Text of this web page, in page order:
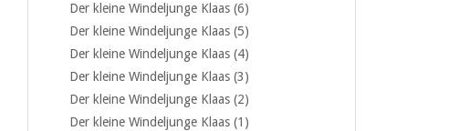
Der kleine Windeljunge Klaas (6)
Der kleine Windeljunge Klaas (5)
Der kleine Windeljunge Klaas (4)
Der kleine Windeljunge Klaas (3)
Der kleine Windeljunge Klaas (2)
Der kleine Windeljunge Klaas (1)